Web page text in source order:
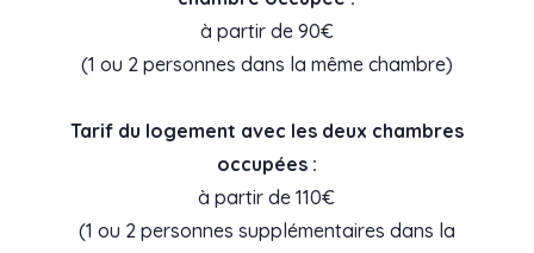
à partir de 90€
(1 ou 2 personnes dans la même chambre)
Tarif du logement avec les deux chambres
occupées :
à partir de 110€
(1 ou 2 personnes supplémentaires dans la